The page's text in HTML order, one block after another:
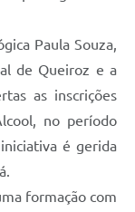
Paula Souza,
de Queiroz e a
as inscrições
no período
é gerida
formação com